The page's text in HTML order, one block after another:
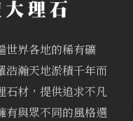
世界各地的稀有礦
浩瀚天地淤積千年而
石材，提供追求不凡
有與眾不同的風格選